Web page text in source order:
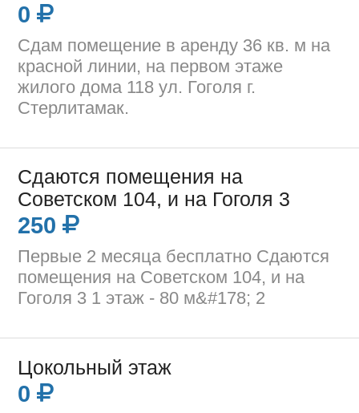
0
Сдам помещение в аренду 36 кв. м на
красной линии, на первом этаже
жилого дома 118 ул. Гоголя г.
Стерлитамак.
Сдаются помещения на
Советском 104, и на Гоголя 3
250
Первые 2 месяца бесплатно Сдаются
помещения на Советском 104, и на
Гоголя 3 1 этаж - 80 м&#178; 2
Цокольный этаж
0